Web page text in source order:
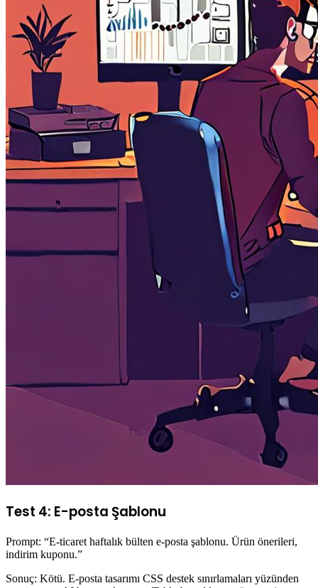
Test 4: E-posta Şablonu
Prompt: “E-ticaret haftalık bülten e-posta şablonu. Ürün önerileri,
indirim kuponu.”
Sonuç: Kötü. E-posta tasarımı CSS destek sınırlamaları yüzünden